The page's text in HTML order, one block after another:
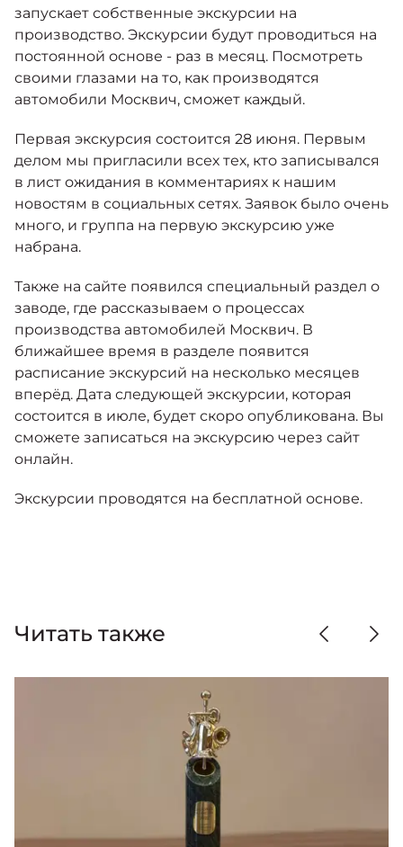
Яркий динамичный седан
от 2 237 000 ₽*
Москвич 3 с ручным
управлением (РУ)
Кроссовер, создающий равные
возможности
от 2 069 000 ₽*
Практичный семиместный
от 3 125 000 ₽*
Кредитные программы
Калькулятор трейд-ин
Страховые программы
Моторное масло
АКСЕССУАРЫ
КОНТАКТЫ
запускает собственные экскурсии на
производство. Экскурсии будут проводиться на
постоянной основе - раз в месяц. Посмотреть
своими глазами на то, как производятся
автомобили Москвич, сможет каждый.
Первая экскурсия состоится 28 июня. Первым
делом мы пригласили всех тех, кто записывался
в лист ожидания в комментариях к нашим
новостям в социальных сетях. Заявок было очень
много, и группа на первую экскурсию уже
набрана.
Также на сайте появился специальный раздел о
заводе, где рассказываем о процессах
производства автомобилей Москвич. В
ближайшее время в разделе появится
расписание экскурсий на несколько месяцев
вперёд. Дата следующей экскурсии, которая
состоится в июле, будет скоро опубликована. Вы
сможете записаться на экскурсию через сайт
онлайн.
Экскурсии проводятся на бесплатной основе.
Читать также